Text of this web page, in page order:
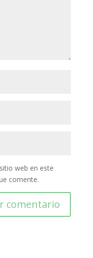
web en este
comente.